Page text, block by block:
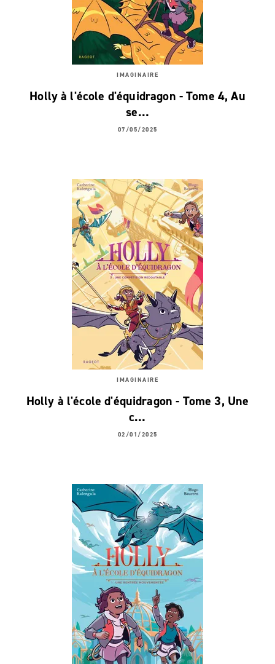
IMAGINAIRE
Holly à l'école d'équidragon - Tome 4, Au
se…
07/05/2025
IMAGINAIRE
Holly à l'école d'équidragon - Tome 3, Une
c…
02/01/2025